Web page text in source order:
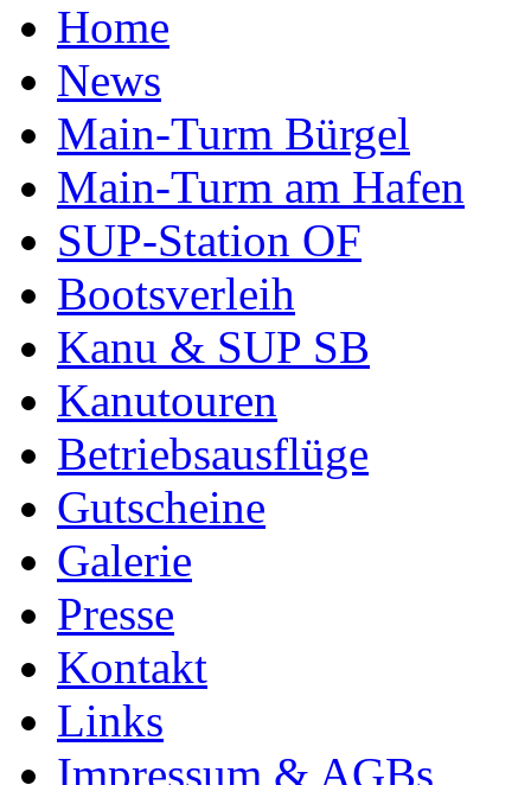
Home
News
Main-Turm Bürgel
Main-Turm am Hafen
SUP-Station OF
Bootsverleih
Kanu & SUP SB
Kanutouren
Betriebsausflüge
Gutscheine
Galerie
Presse
Kontakt
Links
Impressum & AGBs